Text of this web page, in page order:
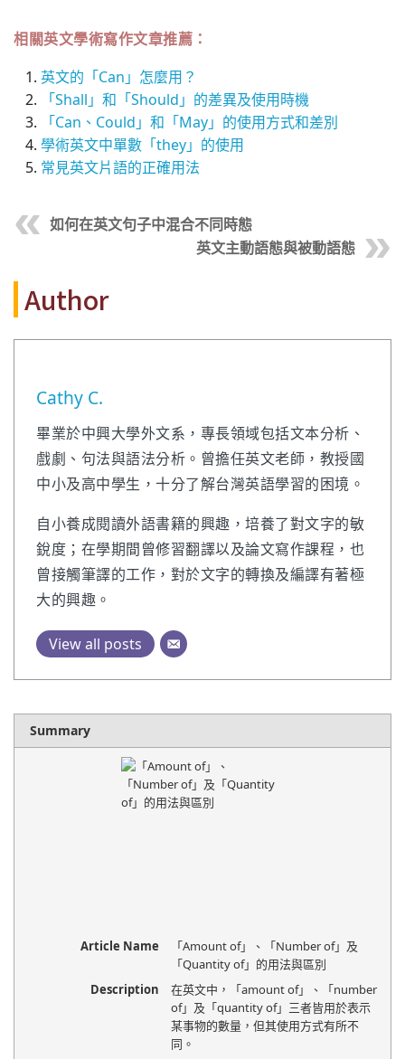
相關英文學術寫作文章推薦：
英文的「Can」怎麼用？
「Shall」和「Should」的差異及使用時機
「Can、Could」和「May」的使用方式和差別
學術英文中單數「they」的使用
常見英文片語的正確用法
如何在英文句子中混合不同時態
英文主動語態與被動語態
Author
Cathy C.
畢業於中興大學外文系，專長領域包括文本分析、
戲劇、句法與語法分析。曾擔任英文老師，教授國
中小及高中學生，十分了解台灣英語學習的困境。
自小養成閱讀外語書籍的興趣，培養了對文字的敏
銳度；在學期間曾修習翻譯以及論文寫作課程，也
曾接觸筆譯的工作，對於文字的轉換及編譯有著極
大的興趣。
View all posts
Summary
Article Name
「Amount of」、「Number of」及
「Quantity of」的用法與區別
Description
在英文中，「amount of」、「number
of」及「quantity of」三者皆用於表示
某事物的數量，但其使用方式有所不
同。